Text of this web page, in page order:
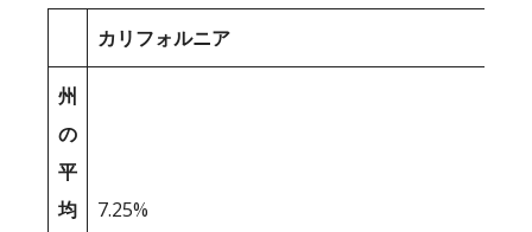
カリフォルニア
州
の
平
均
7.25%